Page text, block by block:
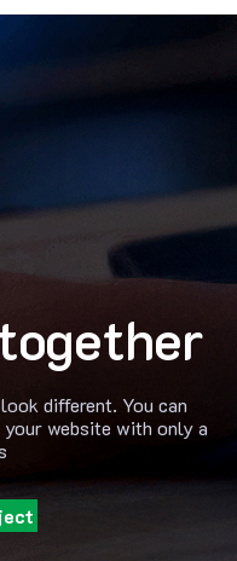
different. You can
your website with only a